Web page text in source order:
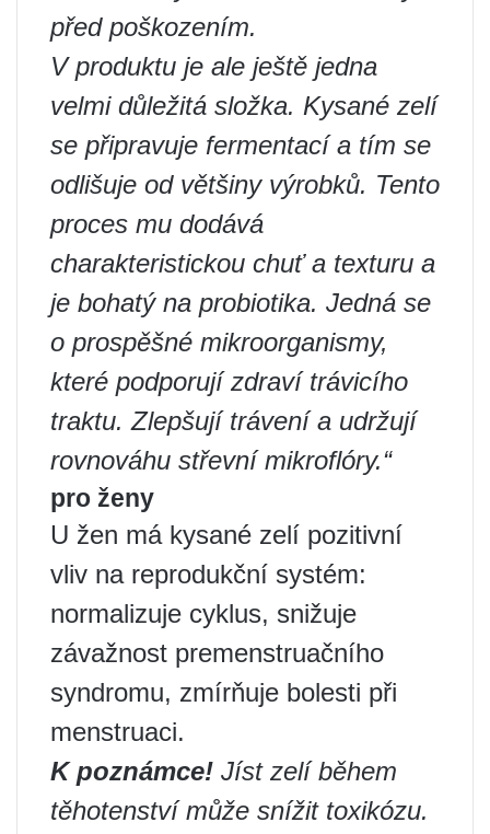
před poškozením.
V produktu je ale ještě jedna
velmi důležitá složka. Kysané zelí
se připravuje fermentací a tím se
odlišuje od většiny výrobků. Tento
proces mu dodává
charakteristickou chuť a texturu a
je bohatý na probiotika. Jedná se
o prospěšné mikroorganismy,
které podporují zdraví trávicího
traktu. Zlepšují trávení a udržují
rovnováhu střevní mikroflóry.“
pro ženy
U žen má kysané zelí pozitivní
vliv na reprodukční systém:
normalizuje cyklus, snižuje
závažnost premenstruačního
syndromu, zmírňuje bolesti při
menstruaci.
K poznámce! Jíst zelí během
těhotenství může snížit toxikózu.